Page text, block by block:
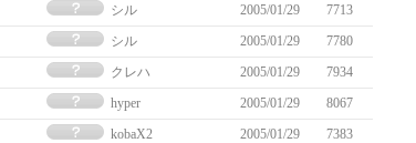
シル 2005/01/29
7713
シル 2005/01/29
7780
クレハ 2005/01/29
7934
hyper 2005/01/29
8067
kobaX2 2005/01/29
7383